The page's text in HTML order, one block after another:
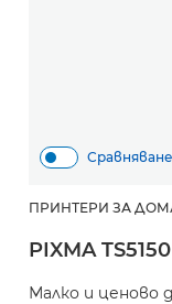
Сравняване
ПРИНТЕРИ ЗА
PIXMA
Малко и ценово